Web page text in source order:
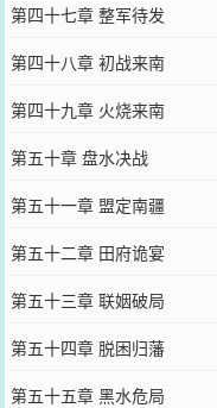
第四十七章 整军待发
第四十八章 初战来南
第四十九章 火烧来南
第五十章 盘水决战
第五十一章 盟定南疆
第五十二章 田府诡宴
第五十三章 联姻破局
第五十四章 脱困归藩
第五十五章 黑水危局